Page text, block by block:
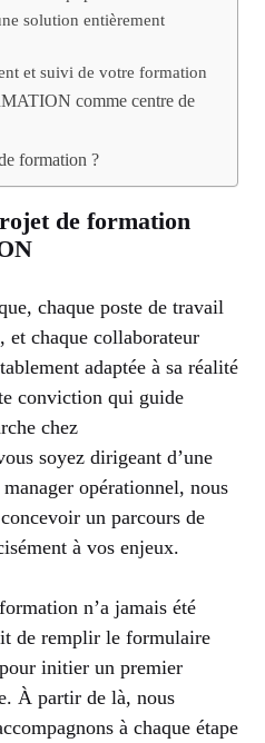
solution entièrement
et suivi de votre formation
comme centre de
formation ?
de formation
chaque poste de travail
et chaque collaborateur
adaptée à sa réalité
conviction qui guide
chez
soyez dirigeant d’une
opérationnel, nous
un parcours de
à vos enjeux.
n’a jamais été
de remplir le formulaire
initier un premier
À partir de là, nous
à chaque étape